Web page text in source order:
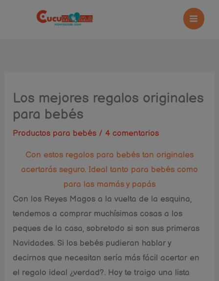
Los mejores regalos originales
para bebés
Productos para bebés /4 comentarios
Con estos regalos para bebés tan originales
acertarás seguro. Ideal tanto para bebés como
para las mamás y papás
Con los Reyes Magos a la vuelta de la esquina,
tendemos a comprar muchísimas cosas a los
peques de la casa, sobretodo si son sus primeras
Navidades. Si los bebés pudieran hablar y
decirnos que necesitan sería más fácil acertar en
el regalo ideal ¿verdad?. Hoy te traigo una lista